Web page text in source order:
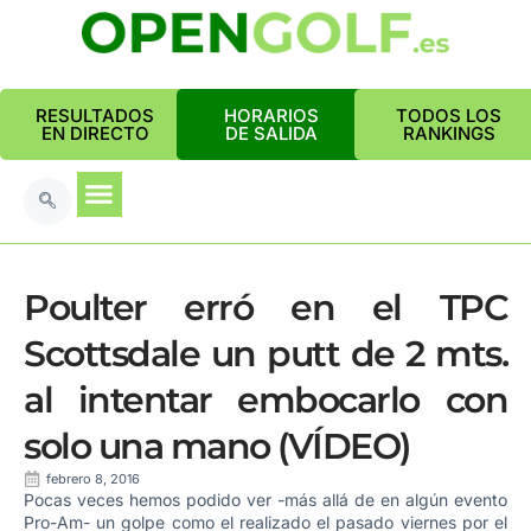
RESULTADOS
EN DIRECTO
HORARIOS
DE SALIDA
TODOS LOS
RANKINGS
Poulter erró en el TPC
Scottsdale un putt de 2 mts.
al intentar embocarlo con
solo una mano (VÍDEO)
febrero 8, 2016
Pocas veces hemos podido ver -más allá de en algún evento
Pro-Am- un golpe como el realizado el pasado viernes por el